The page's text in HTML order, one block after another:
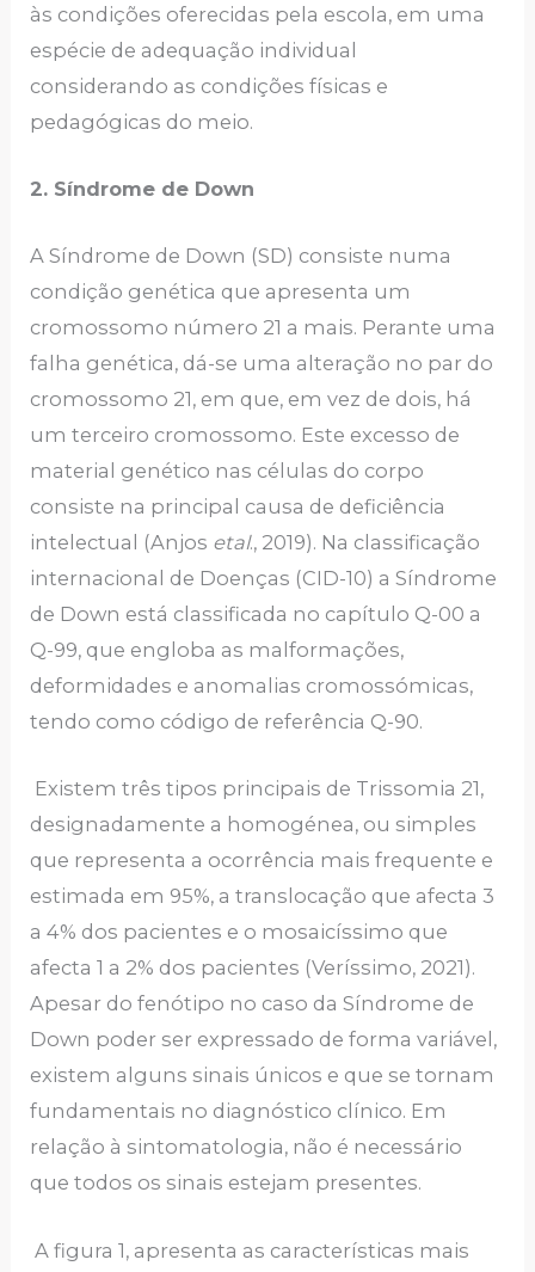
às condições oferecidas pela escola, em uma
espécie de adequação individual
considerando as condições físicas e
pedagógicas do meio.
2. Síndrome de Down
A Síndrome de Down (SD) consiste numa
condição genética que apresenta um
cromossomo número 21 a mais. Perante uma
falha genética, dá-se uma alteração no par do
cromossomo 21, em que, em vez de dois, há
um terceiro cromossomo. Este excesso de
material genético nas células do corpo
consiste na principal causa de deficiência
intelectual (Anjos etal., 2019). Na classificação
internacional de Doenças (CID-10) a Síndrome
de Down está classificada no capítulo Q-00 a
Q-99, que engloba as malformações,
deformidades e anomalias cromossómicas,
tendo como código de referência Q-90.
Existem três tipos principais de Trissomia 21,
designadamente a homogénea, ou simples
que representa a ocorrência mais frequente e
estimada em 95%, a translocação que afecta 3
a 4% dos pacientes e o mosaicíssimo que
afecta 1 a 2% dos pacientes (Veríssimo, 2021).
Apesar do fenótipo no caso da Síndrome de
Down poder ser expressado de forma variável,
existem alguns sinais únicos e que se tornam
fundamentais no diagnóstico clínico. Em
relação à sintomatologia, não é necessário
que todos os sinais estejam presentes.
A figura 1, apresenta as características mais